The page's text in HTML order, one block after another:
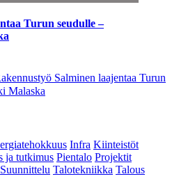
Turun seudulle –
Salminen laajentaa Turun
Malaska
Infra Kiinteistöt
ja tutkimus Pientalo Projektit
Suunnittelu Talotekniikka Talous